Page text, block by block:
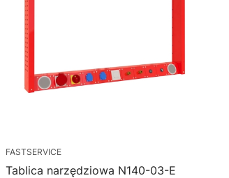
FASTSERVICE
Tablica narzędziowa N140-03-E